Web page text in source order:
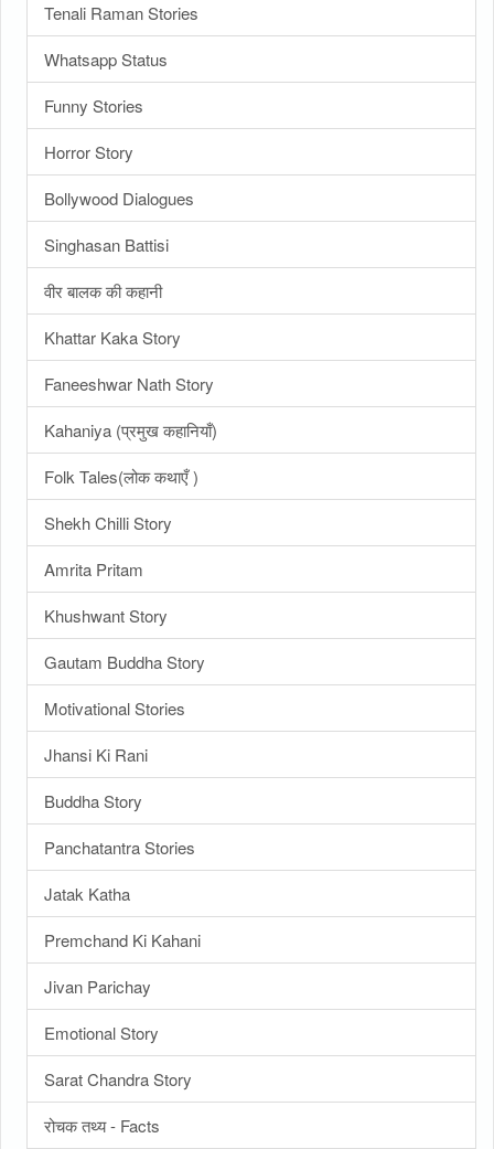
Tenali Raman Stories
Whatsapp Status
Funny Stories
Horror Story
Bollywood Dialogues
Singhasan Battisi
वीर बालक की कहानी
Khattar Kaka Story
Faneeshwar Nath Story
Kahaniya (प्रमुख कहानियाँ)
Folk Tales(लोक कथाएँ )
Shekh Chilli Story
Amrita Pritam
Khushwant Story
Gautam Buddha Story
Motivational Stories
Jhansi Ki Rani
Buddha Story
Panchatantra Stories
Jatak Katha
Premchand Ki Kahani
Jivan Parichay
Emotional Story
Sarat Chandra Story
रोचक तथ्य - Facts